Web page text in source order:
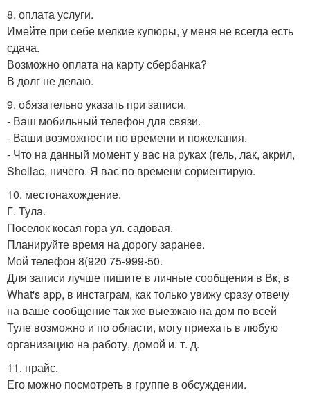
8. оплата услуги.
Имейте при себе мелкие купюры, у меня не всегда есть
сдача.
Возможно оплата на карту сбербанка?
В долг не делаю.
9. обязательно указать при записи.
- Ваш мобильный телефон для связи.
- Ваши возможности по времени и пожелания.
- Что на данный момент у вас на руках (гель, лак, акрил,
Shellac, ничего. Я вас по времени сориентирую.
10. местонахождение.
Г. Тула.
Поселок косая гора ул. садовая.
Планируйте время на дорогу заранее.
Мой телефон 8(920 75-999-50.
Для записи лучше пишите в личные сообщения в Вк, в
What's app, в инстаграм, как только увижу сразу отвечу
на ваше сообщение так же выезжаю на дом по всей
Туле возможно и по области, могу приехать в любую
организацию на работу, домой и. т. д.
11. прайс.
Его можно посмотреть в группе в обсуждении.